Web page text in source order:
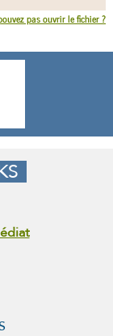
pas ouvrir le fichier ?